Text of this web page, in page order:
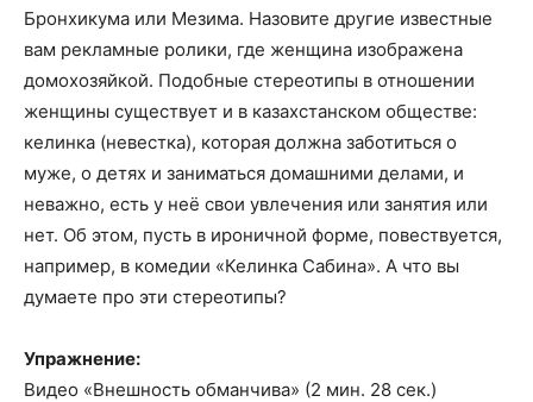
Бронхикума или Мезима. Назовите другие известные
вам рекламные ролики, где женщина изображена
домохозяйкой. Подобные стереотипы в отношении
женщины существует и в казахстанском обществе:
келинка (невестка), которая должна заботиться о
муже, о детях и заниматься домашними делами, и
неважно, есть у неё свои увлечения или занятия или
нет. Об этом, пусть в ироничной форме, повествуется,
например, в комедии «Келинка Сабина». А что вы
думаете про эти стереотипы?
Упражнение:
Видео «Внешность обманчива» (2 мин. 28 сек.)